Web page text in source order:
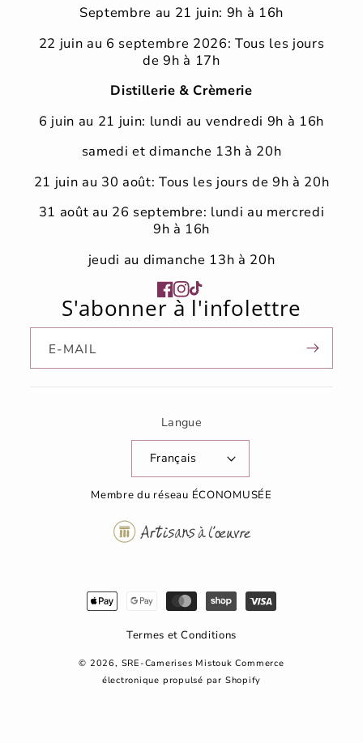
Septembre au 21 juin: 9h à 16h
22 juin au 6 septembre 2026: Tous les jours
de 9h à 17h
Distillerie & Crèmerie
6 juin au 21 juin: lundi au vendredi 9h à 16h
samedi et dimanche 13h à 20h
21 juin au 30 août: Tous les jours de 9h à 20h
31 août au 26 septembre: lundi au mercredi
9h à 16h
jeudi au dimanche 13h à 20h
Facebook
Instagram
TikTok
S'abonner à l'infolettre
E-MAIL
Langue
Français
Membre du réseau ÉCONOMUSÉE
paiement
Termes et Conditions
© 2026, SRE-Camerises Mistouk Commerce
électronique propulsé par Shopify